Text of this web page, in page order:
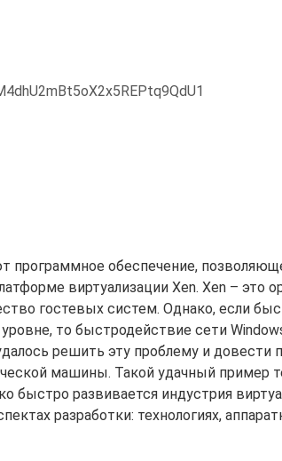
программное обеспечение,
виртуализации Xen. Xen – это
гостевых систем. Однако, если
то быстродействие сети
решить эту проблему и довести
машины. Такой удачный пример
быстро развивается индустрия
разработки: технологиях,